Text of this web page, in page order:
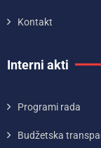
Kontakt
Interni akti
Programi rada
Budžetska